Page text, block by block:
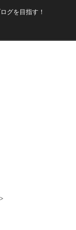
グを目指す！
>